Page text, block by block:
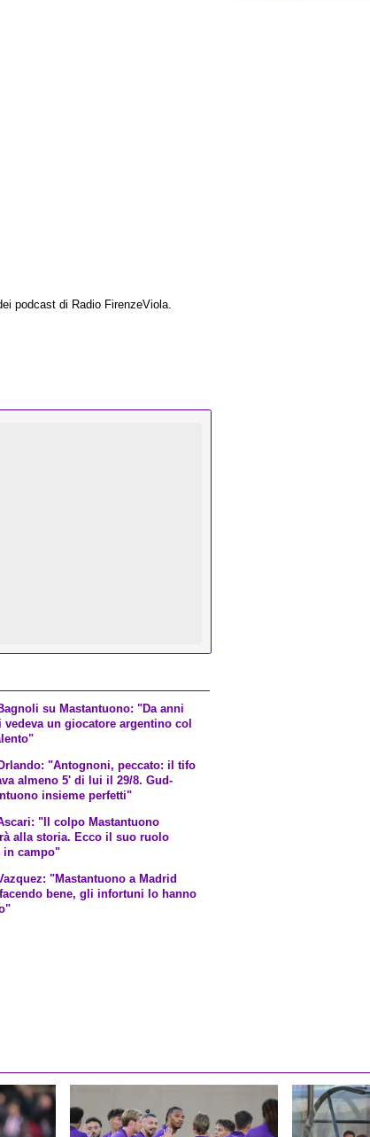
podcast di Radio FirenzeViola.
su Mastantuono: "Da anni
vedeva un giocatore argentino col
"Antognoni, peccato: il tifo
almeno 5' di lui il 29/8. Gud-
insieme perfetti"
"Il colpo Mastantuono
alla storia. Ecco il suo ruolo
in campo"
"Mastantuono a Madrid
bene, gli infortuni lo hanno